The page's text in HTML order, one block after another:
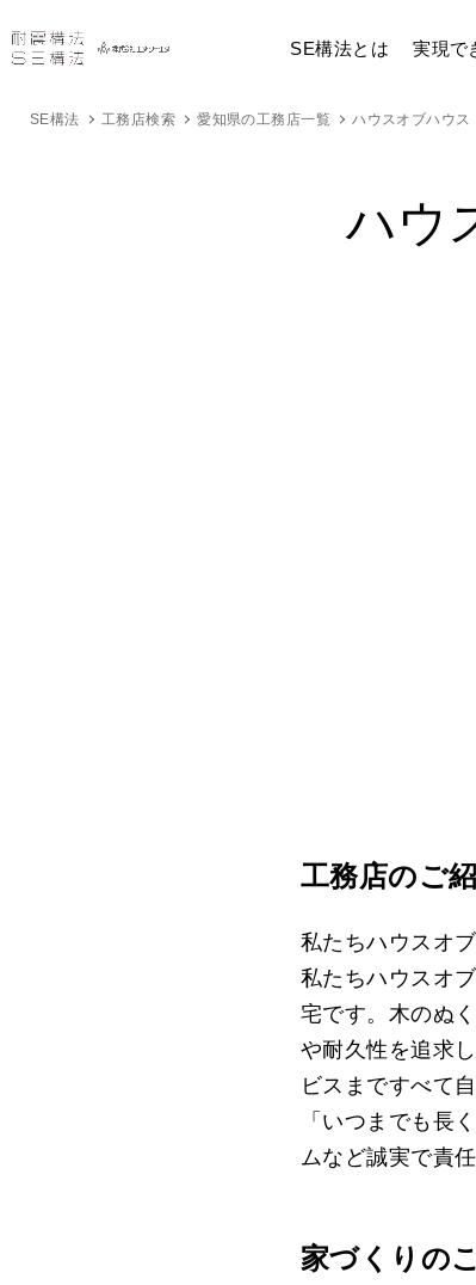
SE構法とは 実現で
SE構法 工務店検索 愛知県の工務店一覧 ハウスオブハウス
ハウ
工務店のご
私たちハウスオ
私たちハウスオ
宅です。木のぬ
や耐久性を追求
ビスまですべて
「いつまでも長
ムなど誠実で責
家づくりの